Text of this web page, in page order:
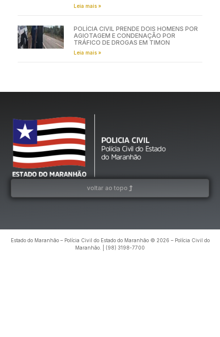
Leia mais »
POLÍCIA CIVIL PRENDE DOIS HOMENS POR
AGIOTAGEM E CONDENAÇÃO POR
TRÁFICO DE DROGAS EM TIMON
Leia mais »
voltar ao topo
Estado do Maranhão – Polícia Civil do Estado do Maranhão © 2026 – Polícia Civil do
Maranhão. | (98) 3198-7700